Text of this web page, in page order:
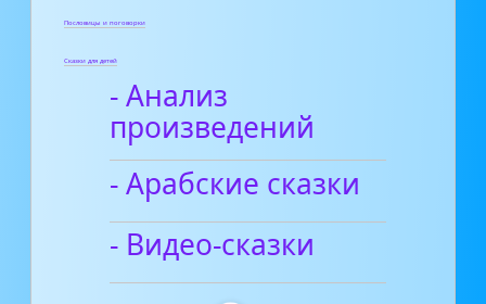
Пословицы и поговорки
Сказки для детей
- Анализ
произведений
- Арабские сказки
- Видео-сказки